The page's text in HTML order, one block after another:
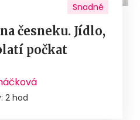
Snadné
česneku. Jídlo,
počkat
2 hod